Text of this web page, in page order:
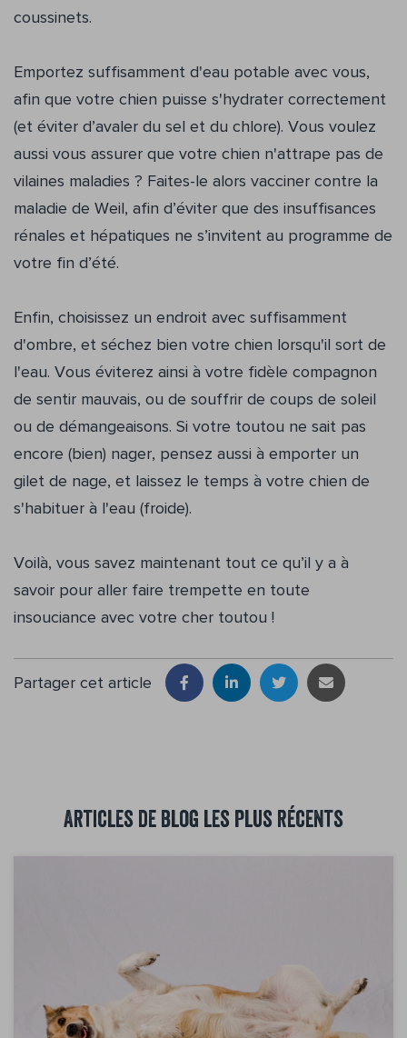
coussinets.
Emportez suffisamment d'eau potable avec vous,
afin que votre chien puisse s'hydrater correctement
(et éviter d’avaler du sel et du chlore). Vous voulez
aussi vous assurer que votre chien n'attrape pas de
vilaines maladies ? Faites-le alors vacciner contre la
maladie de Weil, afin d’éviter que des insuffisances
rénales et hépatiques ne s’invitent au programme de
votre fin d’été.
Enfin, choisissez un endroit avec suffisamment
d'ombre, et séchez bien votre chien lorsqu'il sort de
l'eau. Vous éviterez ainsi à votre fidèle compagnon
de sentir mauvais, ou de souffrir de coups de soleil
ou de démangeaisons. Si votre toutou ne sait pas
encore (bien) nager, pensez aussi à emporter un
gilet de nage, et laissez le temps à votre chien de
s'habituer à l'eau (froide).
Voilà, vous savez maintenant tout ce qu’il y a à
savoir pour aller faire trempette en toute
insouciance avec votre cher toutou !
Partager cet article
Articles de blog les plus récents